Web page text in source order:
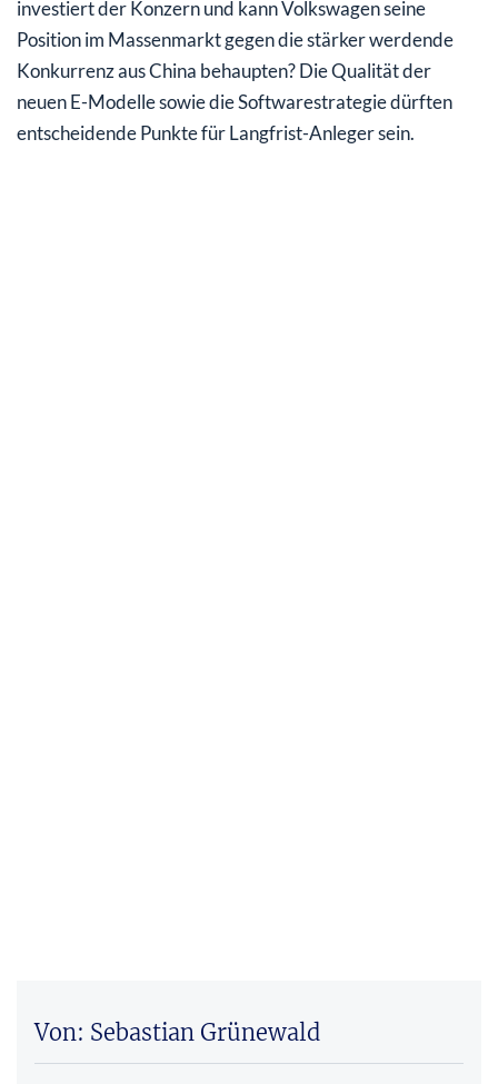
investiert der Konzern und kann Volkswagen seine
Position im Massenmarkt gegen die stärker werdende
Konkurrenz aus China behaupten? Die Qualität der
neuen E-Modelle sowie die Softwarestrategie dürften
entscheidende Punkte für Langfrist-Anleger sein.
Von: Sebastian Grünewald